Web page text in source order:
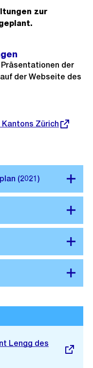
zur
Präsentationen der
der Webseite des
Zürich
Lengg des